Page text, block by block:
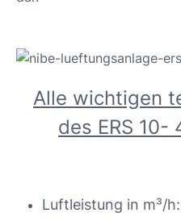
Alle wichtigen
des ERS 10-
Luftleistung in m³/